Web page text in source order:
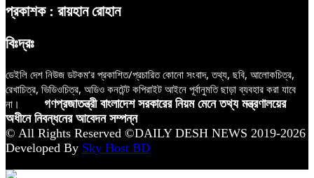
প্রকাশক : রায়হান রোহান
বিঃদ্রঃ
ডেইলি দেশ নিউজ ডটকম’র প্রকাশিত/প্রচারিত কোনো সংবাদ, তথ্য, ছবি, আলোকচিত্র,
রেখাচিত্র, ভিডিওচিত্র, অডিও কনটেন্ট কপিরাইট আইনে পূর্বানুমতি ছাড়া ব্যবহার করা যাবে
না।
গণপ্রজাতন্ত্রী বাংলাদেশ সরকারের নিয়ম মেনে তথ্য মন্ত্রণালয়ের
অধীনে নিবন্ধনের আবেদন সম্পন্ন
© All Rights Reserved ©DAILY DESH NEWS 2019-2026
Developed By Sky Host BD